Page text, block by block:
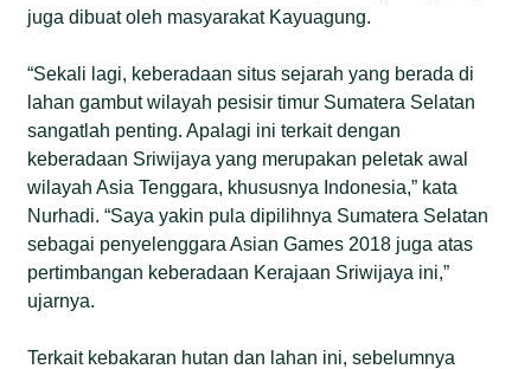
juga dibuat oleh masyarakat Kayuagung.
“Sekali lagi, keberadaan situs sejarah yang berada di
lahan gambut wilayah pesisir timur Sumatera Selatan
sangatlah penting. Apalagi ini terkait dengan
keberadaan Sriwijaya yang merupakan peletak awal
wilayah Asia Tenggara, khususnya Indonesia,” kata
Nurhadi. “Saya yakin pula dipilihnya Sumatera Selatan
sebagai penyelenggara Asian Games 2018 juga atas
pertimbangan keberadaan Kerajaan Sriwijaya ini,”
ujarnya.
Terkait kebakaran hutan dan lahan ini, sebelumnya